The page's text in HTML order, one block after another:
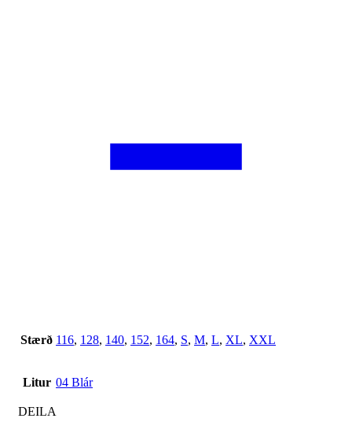
Stærð 116, 128, 140, 152, 164, S, M, L, XL, XXL
Litur 04 Blár
DEILA